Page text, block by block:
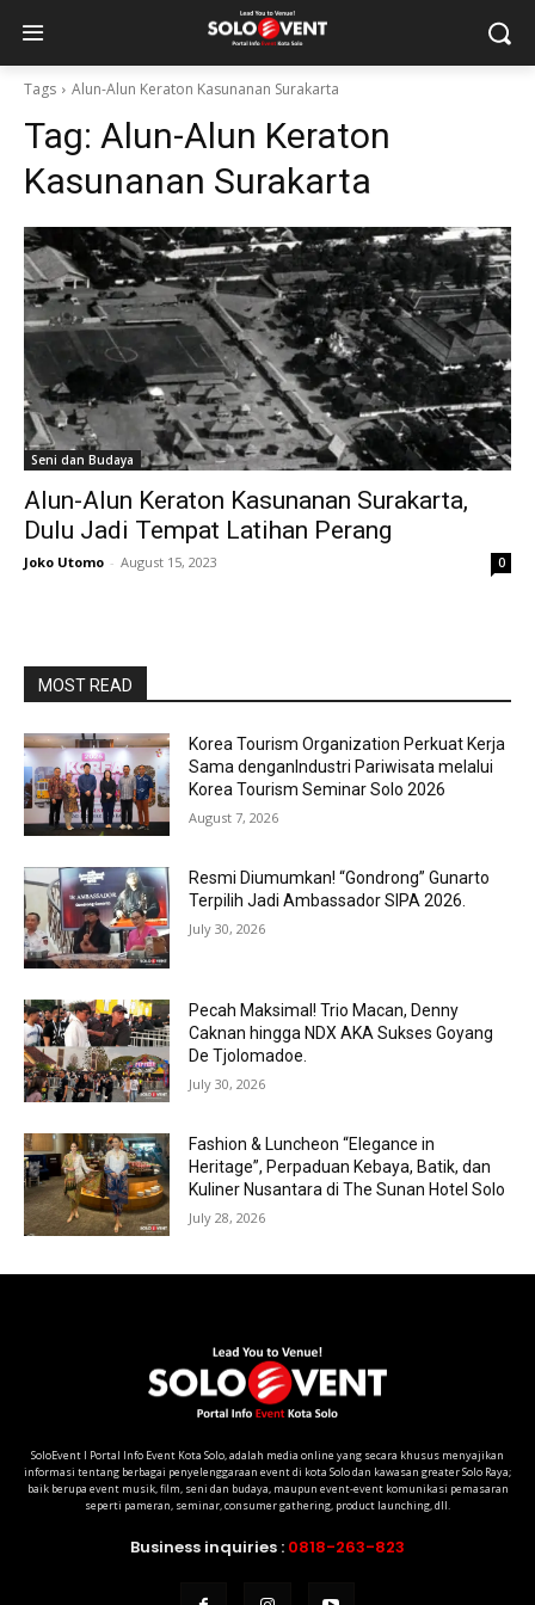
Tags Alun-Alun Keraton Kasunanan Surakarta
Tag: Alun-Alun Keraton
Kasunanan Surakarta
Seni dan Budaya
Alun-Alun Keraton Kasunanan Surakarta,
Dulu Jadi Tempat Latihan Perang
Joko Utomo - August 15, 2023 0
MOST READ
Korea Tourism Organization Perkuat Kerja
Sama denganIndustri Pariwisata melalui
Korea Tourism Seminar Solo 2026
August 7, 2026
Resmi Diumumkan! “Gondrong” Gunarto
Terpilih Jadi Ambassador SIPA 2026.
July 30, 2026
Pecah Maksimal! Trio Macan, Denny
Caknan hingga NDX AKA Sukses Goyang
De Tjolomadoe.
July 30, 2026
Fashion & Luncheon “Elegance in
Heritage”, Perpaduan Kebaya, Batik, dan
Kuliner Nusantara di The Sunan Hotel Solo
July 28, 2026
SoloEvent I Portal Info Event Kota Solo, adalah media online yang secara khusus menyajikan
informasi tentang berbagai penyelenggaraan event di kota Solo dan kawasan greater Solo Raya;
baik berupa event musik, film, seni dan budaya, maupun event-event komunikasi pemasaran
seperti pameran, seminar, consumer gathering, product launching, dll.
Business inquiries : 0818-263-823